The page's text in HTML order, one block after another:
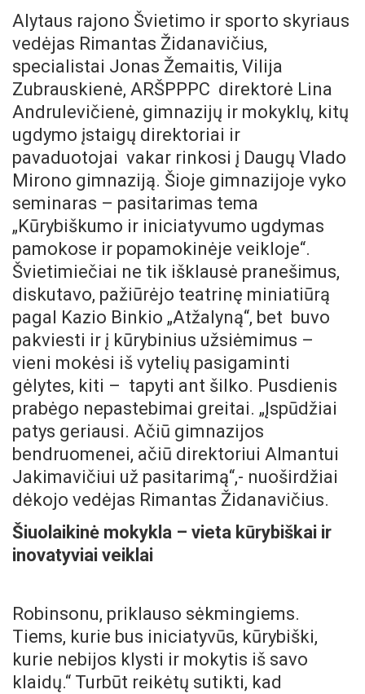
Alytaus rajono Švietimo ir sporto skyriaus
vedėjas Rimantas Židanavičius,
specialistai Jonas Žemaitis, Vilija
Zubrauskienė, ARŠPPPC direktorė Lina
Andrulevičienė, gimnazijų ir mokyklų, kitų
ugdymo įstaigų direktoriai ir
pavaduotojai vakar rinkosi į Daugų Vlado
Mirono gimnaziją. Šioje gimnazijoje vyko
seminaras – pasitarimas tema
„Kūrybiškumo ir iniciatyvumo ugdymas
pamokose ir popamokinėje veikloje“.
Švietimiečiai ne tik išklausė pranešimus,
diskutavo, pažiūrėjo teatrinę miniatiūrą
pagal Kazio Binkio „Atžalyną“, bet buvo
pakviesti ir į kūrybinius užsiėmimus –
vieni mokėsi iš vytelių pasigaminti
gėlytes, kiti – tapyti ant šilko. Pusdienis
prabėgo nepastebimai greitai. „Įspūdžiai
patys geriausi. Ačiū gimnazijos
bendruomenei, ačiū direktoriui Almantui
Jakimavičiui už pasitarimą“,- nuoširdžiai
dėkojo vedėjas Rimantas Židanavičius.
Šiuolaikinė mokykla – vieta kūrybiškai ir
inovatyviai veiklai
Robinsonu, priklauso sėkmingiems.
Tiems, kurie bus iniciatyvūs, kūrybiški,
kurie nebijos klysti ir mokytis iš savo
klaidų.“ Turbūt reikėtų sutikti, kad